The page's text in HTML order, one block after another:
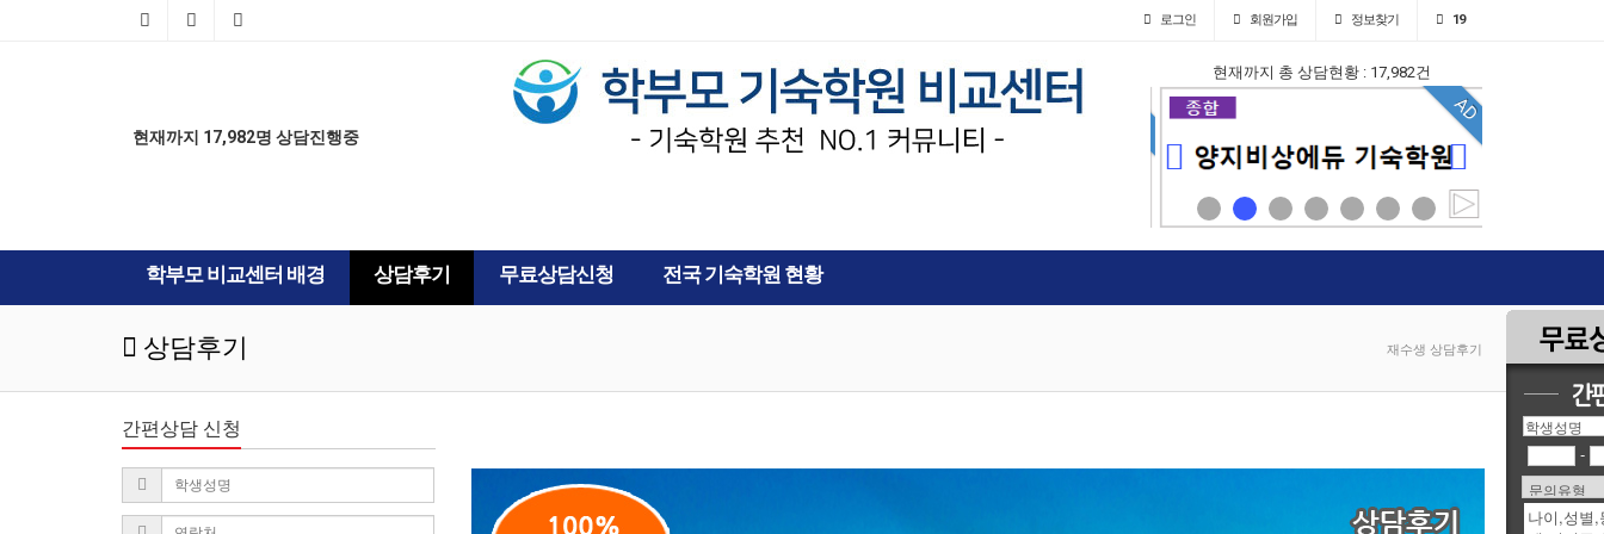
-
로그인 회원가입 정보찾기 19
현재까지 17,982명 상담진행중
현재까지 총 상담현황 : 17,982건
AD AD
학부모 비교센터 배경 상담후기 무료상담신청 전국 기숙학원 현황
상담후기 재수생 상담후기
간편상담 신청